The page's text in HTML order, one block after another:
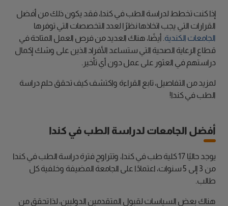
إذا كنت تخطط لدراسة الطب في كندا، فقد يكون ذلك من أفضل
القرارات التي يجب اتخاذها نظرًا لعدد التخصصات التي توفرها
الجامعات الكندية . أيضًا، هناك العديد من فرص العمل المتاحة في
قطاع الرعاية الصحية التي ستساعد الأفراد الذين على وشك إكمال
دراستهم في العثور على عمل دون أي تأخير.
لمزيد من التفاصيل، تابع القراءة واكتشف كيف تحقق حلم دراسة
الطب في كندا!
أفضل الجامعات لدراسة الطب في كندا
يوجد حاليًا 17 كلية طب في كندا، وتتراوح فترة دراسة الطب في كندا
من 3 إلى 5 سنوات، اعتمادًا على الجامعة المضيفة وخلفية كل
طالب.
هناك بعض السياسات لقبول المتقدمين الدوليين، لذا تحقق من